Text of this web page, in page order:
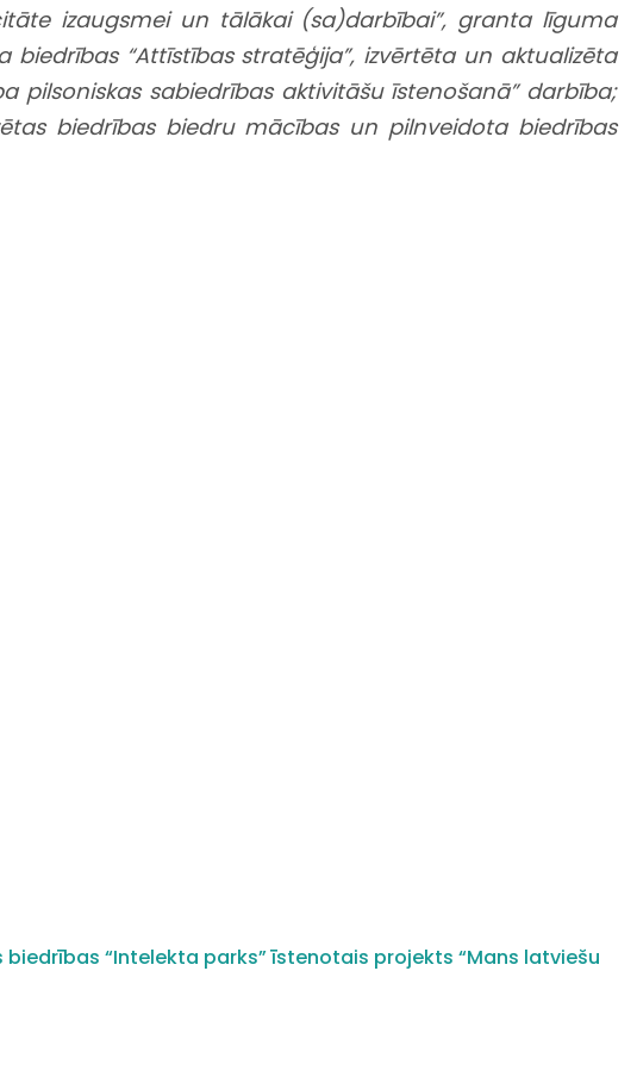
izaugsmei un tālākai (sa)darbībai”, granta līguma
biedrības “Attīstības stratēģija”, izvērtēta un aktualizēta
pilsoniskas sabiedrības aktivitāšu īstenošanā” darbība;
biedrības biedru mācības un pilnveidota biedrības
“Intelekta parks” īstenotais projekts “Mans latviešu